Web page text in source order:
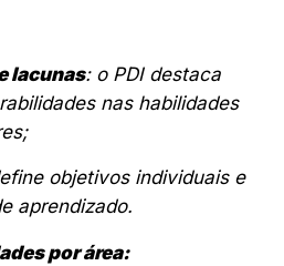
lacunas: o PDI destaca
nas habilidades
objetivos individuais e
aprendizado.
por área: